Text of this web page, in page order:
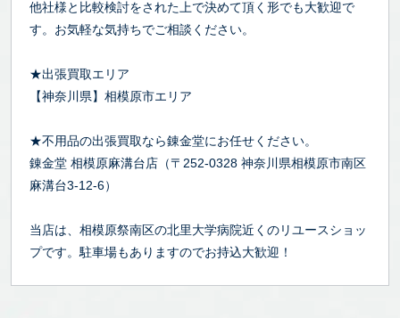
他社様と比較検討をされた上で決めて頂く形でも大歓迎で
す。お気軽な気持ちでご相談ください。
★出張買取エリア
【神奈川県】相模原市エリア
★不用品の出張買取なら錬金堂にお任せください。
錬金堂 相模原麻溝台店（〒252-0328 神奈川県相模原市南区
麻溝台3-12-6）
当店は、相模原祭南区の北里大学病院近くのリユースショッ
プです。駐車場もありますのでお持込大歓迎！